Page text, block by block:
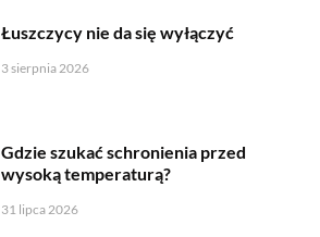
Łuszczycy nie da się wyłączyć
3 sierpnia 2026
Gdzie szukać schronienia przed
wysoką temperaturą?
31 lipca 2026